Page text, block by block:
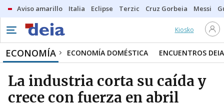
Aviso amarillo Italia Eclipse Terzic Cruz Gorbeia Messi
Kiosko
ECONOMÍA ECONOMÍA DOMÉSTICA ENCUENTROS DEIA
La industria corta su caída y
crece con fuerza en abril